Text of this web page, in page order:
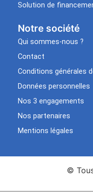
Solution de
Notre société
Qui sommes-nous ?
Contact
Conditions générales
Données personnelles
Nos 3 engagements
Nos partenaires
Mentions légales
©